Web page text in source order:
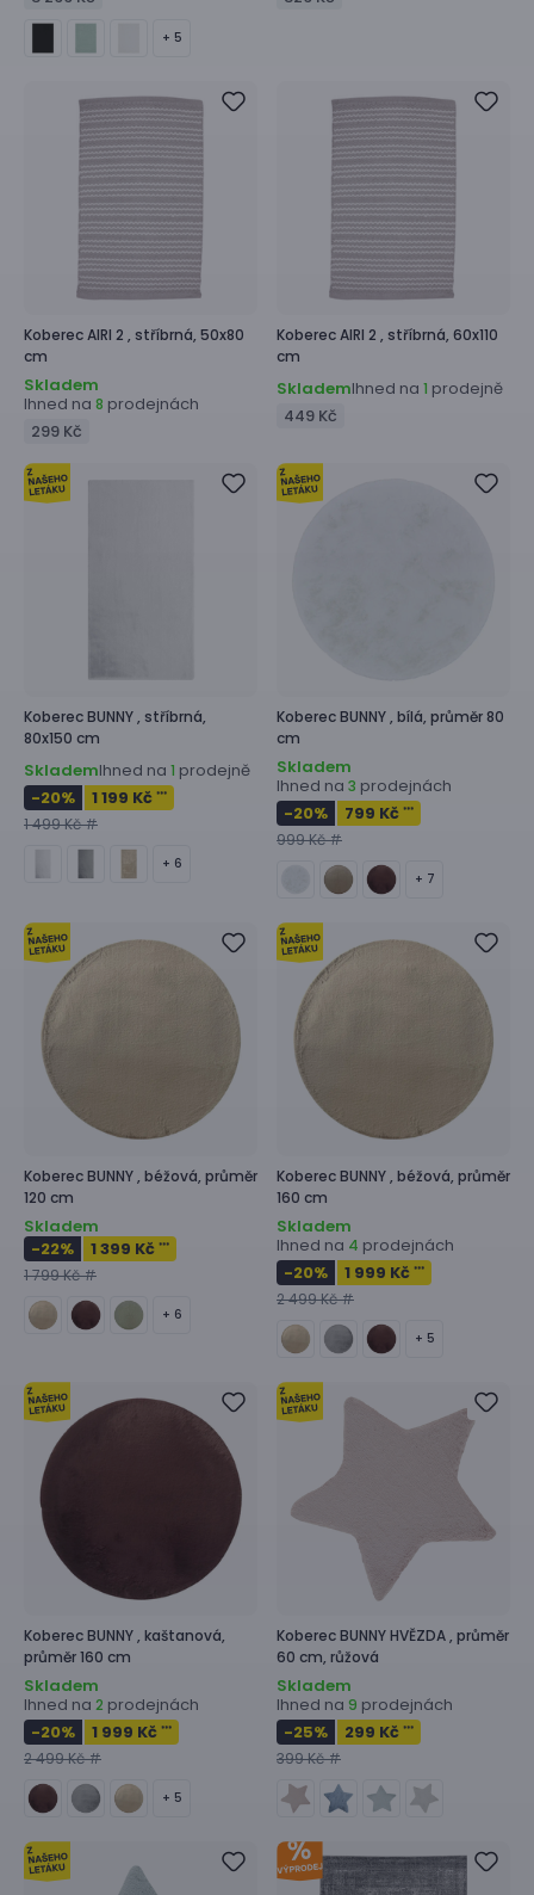
+ 5
KoberecAIRI 2 , stříbrná, 50x80
cm
Skladem
Ihned na 8 prodejnách
299 Kč
KoberecAIRI 2 , stříbrná, 60x110
cm
SklademIhned na 1 prodejně
449 Kč
KoberecBUNNY , stříbrná,
80x150 cm
SklademIhned na 1 prodejně
-20% 1 199 Kč ***
1 499 Kč #
+ 6
KoberecBUNNY , bílá, průměr 80
cm
Skladem
Ihned na 3 prodejnách
-20% 799 Kč ***
999 Kč #
+ 7
KoberecBUNNY , béžová, průměr
120 cm
Skladem
-22% 1 399 Kč ***
1 799 Kč #
+ 6
KoberecBUNNY , béžová, průměr
160 cm
Skladem
Ihned na 4 prodejnách
-20% 1 999 Kč ***
2 499 Kč #
+ 5
KoberecBUNNY , kaštanová,
průměr 160 cm
Skladem
Ihned na 2 prodejnách
-20% 1 999 Kč ***
2 499 Kč #
+ 5
KoberecBUNNY HVĚZDA , průměr
60 cm, růžová
Skladem
Ihned na 9 prodejnách
-25% 299 Kč ***
399 Kč #